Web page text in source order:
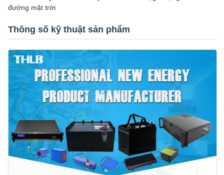
đường mặt trời
Thông số kỹ thuật sản phẩm